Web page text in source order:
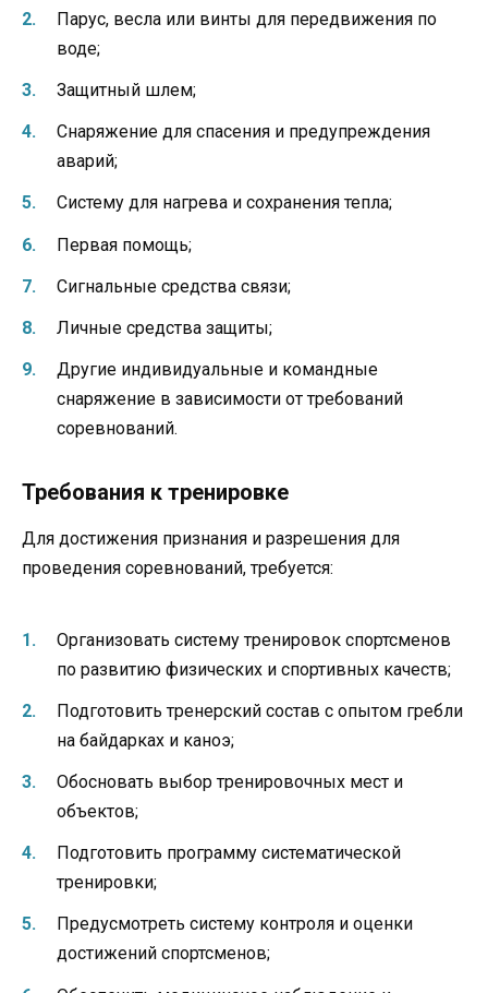
Парус, весла или винты для передвижения по
воде;
Защитный шлем;
Снаряжение для спасения и предупреждения
аварий;
Систему для нагрева и сохранения тепла;
Первая помощь;
Сигнальные средства связи;
Личные средства защиты;
Другие индивидуальные и командные
снаряжение в зависимости от требований
соревнований.
Требования к тренировке
Для достижения признания и разрешения для
проведения соревнований, требуется:
Организовать систему тренировок спортсменов
по развитию физических и спортивных качеств;
Подготовить тренерский состав с опытом гребли
на байдарках и каноэ;
Обосновать выбор тренировочных мест и
объектов;
Подготовить программу систематической
тренировки;
Предусмотреть систему контроля и оценки
достижений спортсменов;